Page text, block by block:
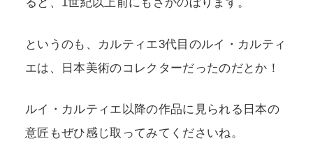
というのも、カルティエ3代目のルイ・カルティ
エは、日本美術のコレクターだったのだとか！
ルイ・カルティエ以降の作品に見られる日本の
意匠もぜひ感じ取ってみてくださいね。